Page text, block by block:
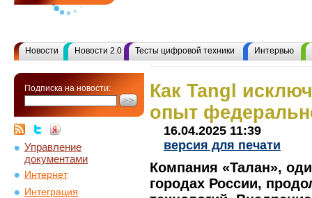
Новости Новости 2.0 Тесты цифровой техники Интервью
Подписка на новости:
Управление
документами
Интернет
Интеграция
Как Tangl
опыт
16.04.2025 11:39
версия для печати
Компания «Талан»,
городах России,